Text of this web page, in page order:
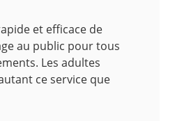
et efficace de
au public pour tous
Les adultes
ce service que